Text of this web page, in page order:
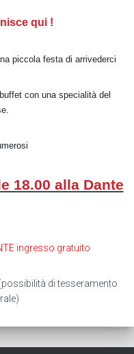
qui !
piccola festa di arrivederci
con una specialità del
18.00 alla Dante
ingresso gratuito
di tesseramento